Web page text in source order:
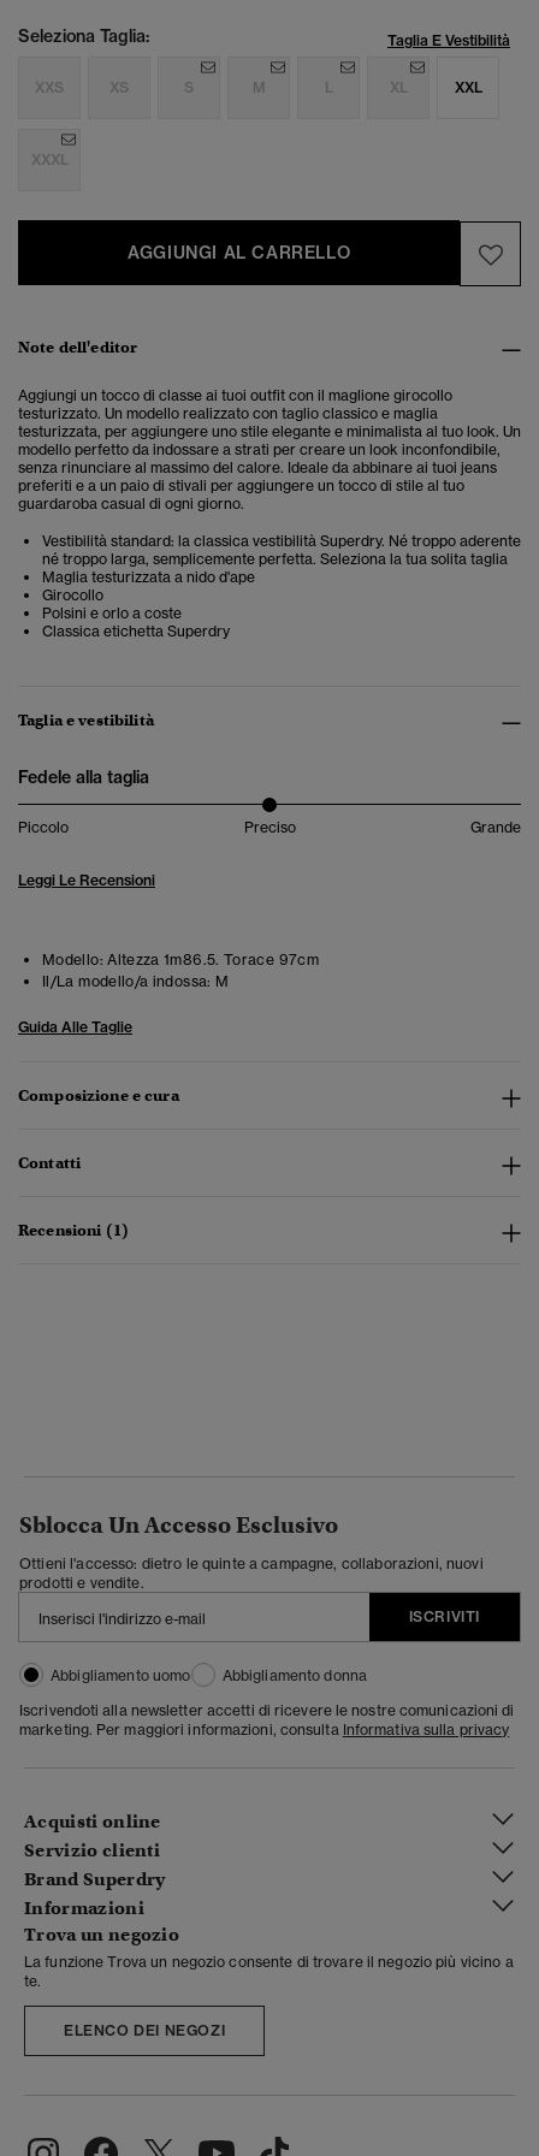
Seleziona Taglia: Taglia E Vestibilità
XXS XS S M L XL XXL
XXXL
AGGIUNGI AL CARRELLO
Note dell'editor
Aggiungi un tocco di classe ai tuoi outfit con il maglione girocollo
testurizzato. Un modello realizzato con taglio classico e maglia
testurizzata, per aggiungere uno stile elegante e minimalista al tuo look. Un
modello perfetto da indossare a strati per creare un look inconfondibile,
senza rinunciare al massimo del calore. Ideale da abbinare ai tuoi jeans
preferiti e a un paio di stivali per aggiungere un tocco di stile al tuo
guardaroba casual di ogni giorno.
Vestibilità standard: la classica vestibilità Superdry. Né troppo aderente
né troppo larga, semplicemente perfetta. Seleziona la tua solita taglia
Maglia testurizzata a nido d'ape
Girocollo
Polsini e orlo a coste
Classica etichetta Superdry
Taglia e vestibilità
Fedele alla taglia
Piccolo Preciso Grande
Leggi Le Recensioni
Modello: Altezza 1m86.5. Torace 97cm
Il/La modello/a indossa: M
Guida Alle Taglie
Composizione e cura
Contatti
Recensioni (1)
Sblocca Un Accesso Esclusivo
Ottieni l'accesso: dietro le quinte a campagne, collaborazioni, nuovi
prodotti e vendite.
ISCRIVITI
Abbigliamento uomo
Abbigliamento donna
Iscrivendoti alla newsletter accetti di ricevere le nostre comunicazioni di
marketing. Per maggiori informazioni, consulta Informativa sulla privacy
Acquisti online
Servizio clienti
Brand Superdry
Informazioni
Trova un negozio
La funzione Trova un negozio consente di trovare il negozio più vicino a
te.
ELENCO DEI NEGOZI